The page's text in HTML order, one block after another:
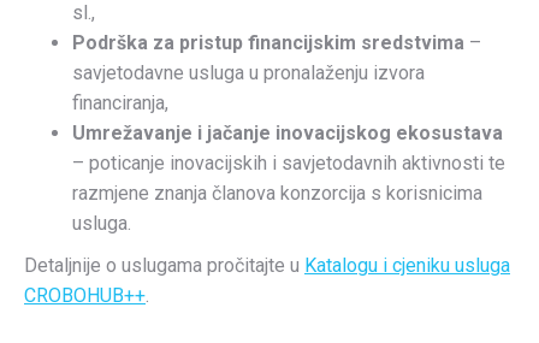
sl.,
Podrška za pristup financijskim sredstvima –
savjetodavne usluga u pronalaženju izvora
financiranja,
Umrežavanje i jačanje inovacijskog ekosustava
– poticanje inovacijskih i savjetodavnih aktivnosti te
razmjene znanja članova konzorcija s korisnicima
usluga.
Detaljnije o uslugama pročitajte u Katalogu i cjeniku usluga
CROBOHUB++.